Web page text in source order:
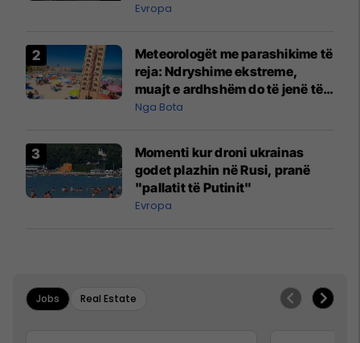
Evropa
Meteorologët me parashikime të
reja: Ndryshime ekstreme,
muajt e ardhshëm do të jenë të
pazakontë
Nga Bota
Momenti kur droni ukrainas
godet plazhin në Rusi, pranë
"pallatit të Putinit"
Evropa
Jobs Real Estate